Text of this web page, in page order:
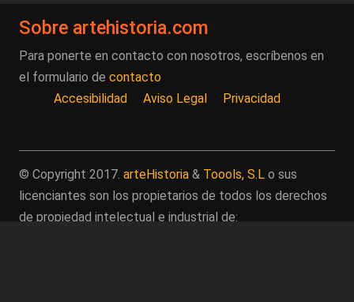
Sobre artehistoria.com
Para ponerte en contacto con nosotros, escríbenos en
el formulario de contacto
Accesibilidad
Aviso Legal Privacidad
© Copyright 2017. arteHistoria & Toools, S.L o sus
licenciantes son los propietarios de todos los derechos
de propiedad intelectual e industrial de: